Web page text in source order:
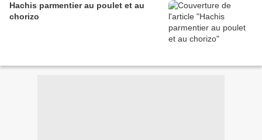
Hachis parmentier au poulet et au
chorizo